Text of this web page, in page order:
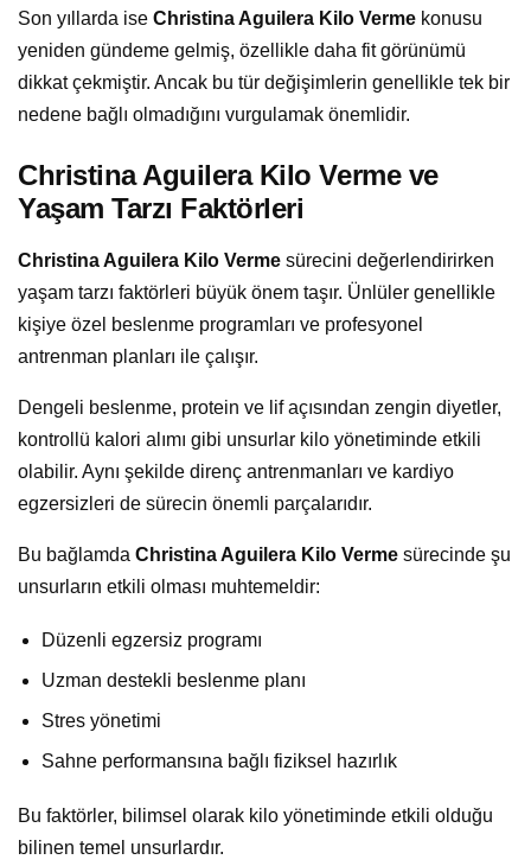
Son yıllarda ise Christina Aguilera Kilo Verme konusu
yeniden gündeme gelmiş, özellikle daha fit görünümü
dikkat çekmiştir. Ancak bu tür değişimlerin genellikle tek bir
nedene bağlı olmadığını vurgulamak önemlidir.
Christina Aguilera Kilo Verme ve
Yaşam Tarzı Faktörleri
Christina Aguilera Kilo Verme sürecini değerlendirirken
yaşam tarzı faktörleri büyük önem taşır. Ünlüler genellikle
kişiye özel beslenme programları ve profesyonel
antrenman planları ile çalışır.
Dengeli beslenme, protein ve lif açısından zengin diyetler,
kontrollü kalori alımı gibi unsurlar kilo yönetiminde etkili
olabilir. Aynı şekilde direnç antrenmanları ve kardiyo
egzersizleri de sürecin önemli parçalarıdır.
Bu bağlamda Christina Aguilera Kilo Verme sürecinde şu
unsurların etkili olması muhtemeldir:
Düzenli egzersiz programı
Uzman destekli beslenme planı
Stres yönetimi
Sahne performansına bağlı fiziksel hazırlık
Bu faktörler, bilimsel olarak kilo yönetiminde etkili olduğu
bilinen temel unsurlardır.